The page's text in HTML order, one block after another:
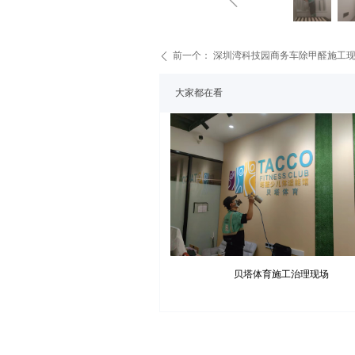
大家都在看
贝塔体育施工治理现场
ꄴ 前一个： 深圳湾科技园商务车除甲醛施工